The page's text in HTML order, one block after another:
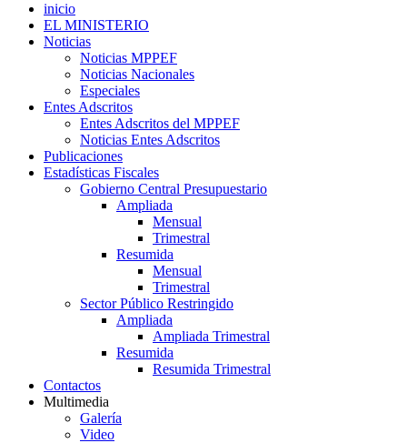
inicio
EL MINISTERIO
Noticias
Noticias MPPEF
Noticias Nacionales
Especiales
Entes Adscritos
Entes Adscritos del MPPEF
Noticias Entes Adscritos
Publicaciones
Estadísticas Fiscales
Gobierno Central Presupuestario
Ampliada
Mensual
Trimestral
Resumida
Mensual
Trimestral
Sector Público Restringido
Ampliada
Ampliada Trimestral
Resumida
Resumida Trimestral
Contactos
Multimedia
Galería
Video